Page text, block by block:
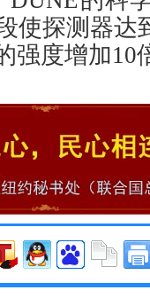
使探测器达
强度增加10